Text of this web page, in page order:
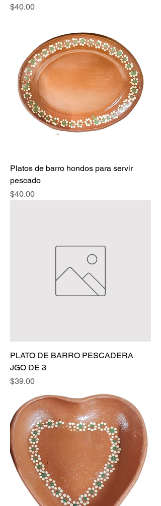
Precio
$40.00
Platos de barro hondos para servir
pescado
Precio
$40.00
PLATO DE BARRO PESCADERA
JGO DE 3
Precio
$39.00